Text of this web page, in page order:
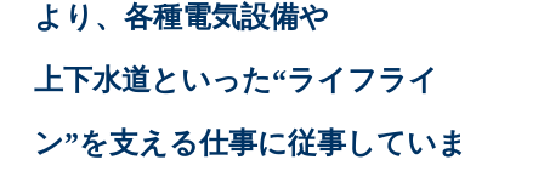
より、各種電気設備や
上下水道といった“ライフライ
ン”を支える仕事に従事していま